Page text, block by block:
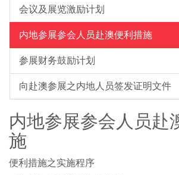
会议及展览激励计划
内地参展参会人员赴澳便利措施
参展财务鼓励计划
向赴澳参展之内地人员签发证明文件
内地参展参会人员赴
施
便利措施之实施程序